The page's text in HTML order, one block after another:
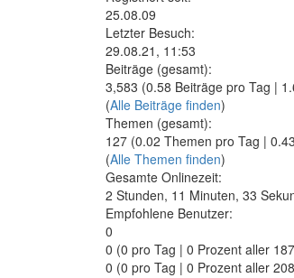
25.08.09
Letzter Besuch:
29.08.21, 11:53
Beiträge (gesamt):
3,583 (0.58 Beiträge pro Tag |
(Alle Beiträge finden)
Themen (gesamt):
127 (0.02 Themen pro Tag |
(Alle Themen finden)
Gesamte Onlinezeit:
2 Stunden, 11 Minuten, 33
Empfohlene Benutzer:
0
0 (0 pro Tag | 0 Prozent aller
0 (0 pro Tag | 0 Prozent aller